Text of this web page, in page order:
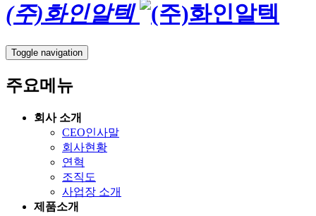
(주)화인알텍
Toggle navigation
주요메뉴
회사 소개
CEO인사말
회사현황
연혁
조직도
사업장 소개
제품소개